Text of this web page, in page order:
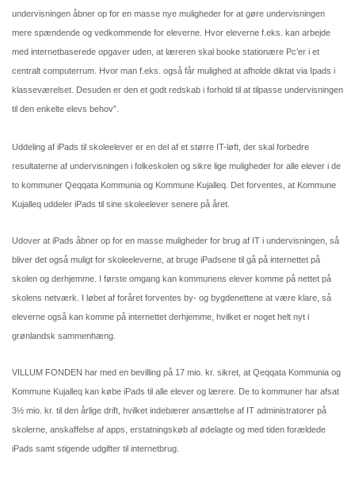
undervisningen åbner op for en masse nye muligheder for at gøre undervisningen
mere spændende og vedkommende for eleverne. Hvor eleverne f.eks. kan arbejde
med internetbaserede opgaver uden, at læreren skal booke stationære Pc’er i et
centralt computerrum. Hvor man f.eks. også får mulighed at afholde diktat via Ipads i
klasseværelset. Desuden er den et godt redskab i forhold til at tilpasse undervisningen
til den enkelte elevs behov”.
Uddeling af iPads til skoleelever er en del af et større IT-løft, der skal forbedre
resultaterne af undervisningen i folkeskolen og sikre lige muligheder for alle elever i de
to kommuner Qeqqata Kommunia og Kommune Kujalleq. Det forventes, at Kommune
Kujalleq uddeler iPads til sine skoleelever senere på året.
Udover at iPads åbner op for en masse muligheder for brug af IT i undervisningen, så
bliver det også muligt for skoleeleverne, at bruge iPadsene til gå på internettet på
skolen og derhjemme. I første omgang kan kommunens elever komme på nettet på
skolens netværk. I løbet af foråret forventes by- og bygdenettene at være klare, så
eleverne også kan komme på internettet derhjemme, hvilket er noget helt nyt i
grønlandsk sammenhæng.
VILLUM FONDEN har med en bevilling på 17 mio. kr. sikret, at Qeqqata Kommunia og
Kommune Kujalleq kan købe iPads til alle elever og lærere. De to kommuner har afsat
3½ mio. kr. til den årlige drift, hvilket indebærer ansættelse af IT administratorer på
skolerne, anskaffelse af apps, erstatningskøb af ødelagte og med tiden forældede
iPads samt stigende udgifter til internetbrug.